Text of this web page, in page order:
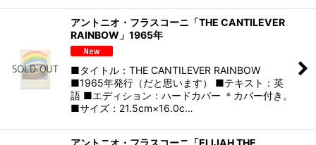
アントニオ・フラスコーニ「THE CANTILEVER
RAINBOW」1965年
■タイトル：THE CANTILEVER RAINBOW
■1965年発行（だと思います） ■テキスト：英
語 ■エディション：ハードカバー ＊カバー付き。
■サイズ：21.5cm×16.0c…
アントニオ・フラスコーニ「ELIJAH THE